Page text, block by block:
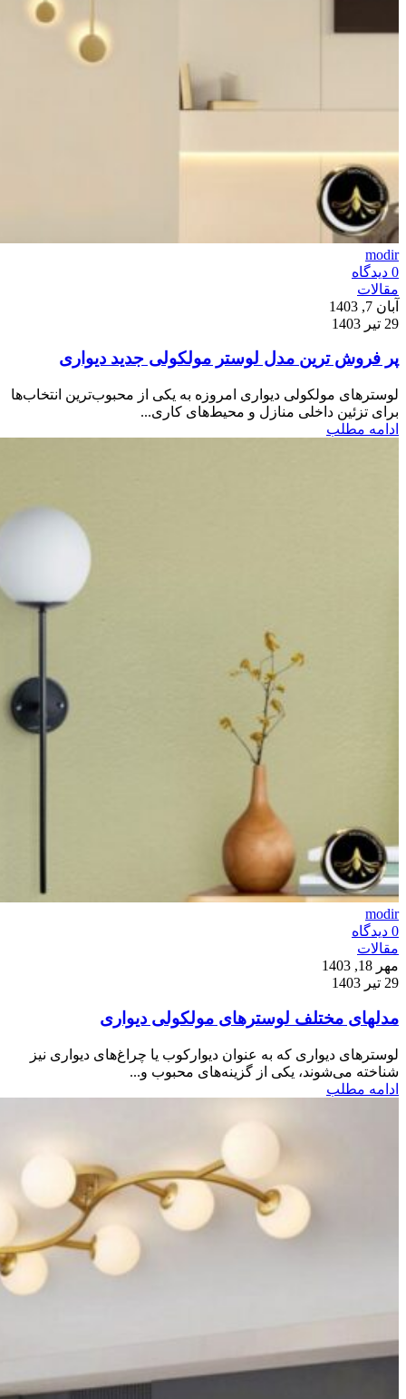
modir
0 دیدگاه
مقالات
آبان 7, 1403
29 تیر 1403
پر فروش ترین مدل لوستر مولکولی جدید دیواری
لوسترهای مولکولی دیواری امروزه به یکی از محبوب‌ترین انتخاب‌ها
برای تزئین داخلی منازل و محیط‌های کاری...
ادامه مطلب
modir
0 دیدگاه
مقالات
مهر 18, 1403
29 تیر 1403
مدلهای مختلف لوسترهای مولکولی دیواری
لوسترهای دیواری که به عنوان دیوارکوب یا چراغ‌های دیواری نیز
شناخته می‌شوند، یکی از گزینه‌های محبوب و...
ادامه مطلب